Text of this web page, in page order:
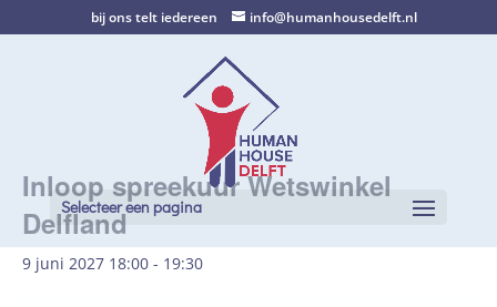
bij ons telt iedereen info@humanhousedelft.nl
Selecteer een pagina
Inloop spreekuur Wetswinkel
Delfland
9 juni 2027 18:00 - 19:30